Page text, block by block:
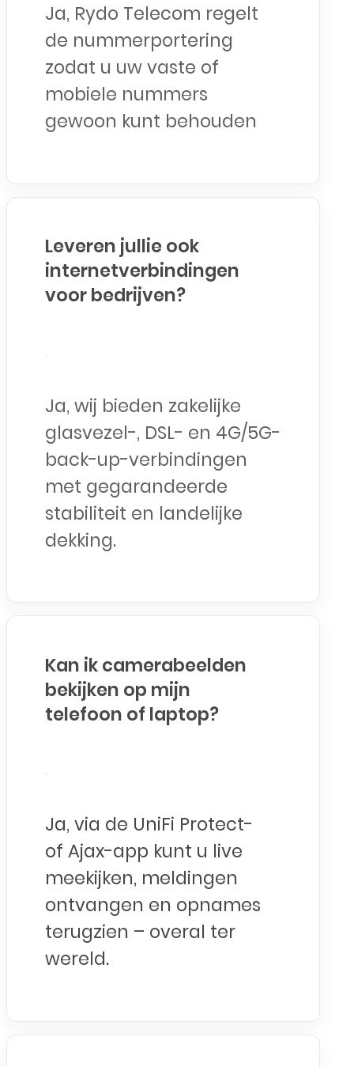
Ja, Rydo Telecom regelt
de nummerportering
zodat u uw vaste of
mobiele nummers
gewoon kunt behouden
Leveren jullie ook
internetverbindingen
voor bedrijven?
Ja, wij bieden zakelijke
glasvezel-, DSL- en 4G/5G-
back-up-verbindingen
met gegarandeerde
stabiliteit en landelijke
dekking.
Kan ik camerabeelden
bekijken op mijn
telefoon of laptop?
Ja, via de UniFi Protect-
of Ajax-app kunt u live
meekijken, meldingen
ontvangen en opnames
terugzien – overal ter
wereld.